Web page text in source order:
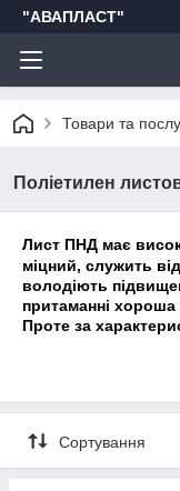
"АВАПЛАСТ"
Товари та
Поліетилен
Лист ПНД має
міцний, служить
володіють
притаманні хороша
Проте за
використовувати
температурах (від
Механічна
Сортування